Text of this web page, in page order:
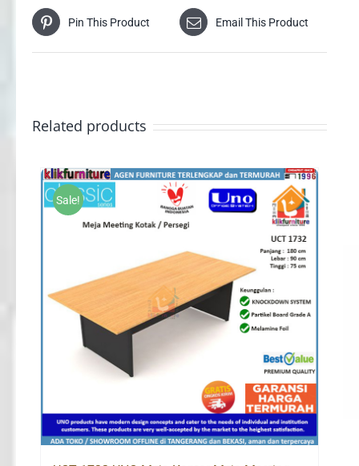
Pin This Product Email This Product
Related products
Sale!